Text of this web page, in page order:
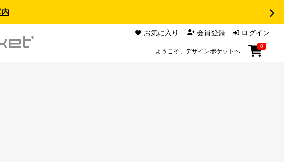
お気に入り 会員登録 ログイン
ようこそ、デザインポケットへ
0